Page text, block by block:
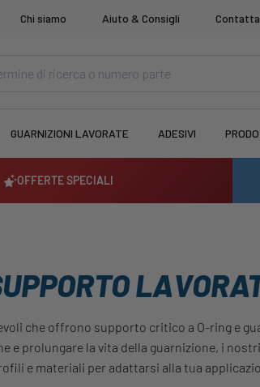
Chi siamo Aiuto & Consigli
GUARNIZIONI LAVORATE ADESIVI
OFFERTE SPECIALI
che offrono supporto critico a O-ring e
e prolungare la vita della guarnizione, i
e materiali per adattarsi alla tua